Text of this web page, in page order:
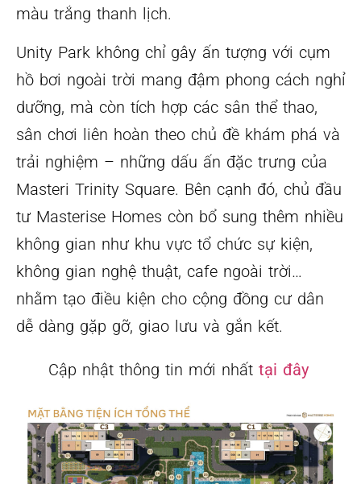
màu trắng thanh lịch.
Unity Park không chỉ gây ấn tượng với cụm
hồ bơi ngoài trời mang đậm phong cách nghỉ
dưỡng, mà còn tích hợp các sân thể thao,
sân chơi liên hoàn theo chủ đề khám phá và
trải nghiệm – những dấu ấn đặc trưng của
Masteri Trinity Square. Bên cạnh đó, chủ đầu
tư Masterise Homes còn bổ sung thêm nhiều
không gian như khu vực tổ chức sự kiện,
không gian nghệ thuật, cafe ngoài trời…
nhằm tạo điều kiện cho cộng đồng cư dân
dễ dàng gặp gỡ, giao lưu và gắn kết.
Cập nhật thông tin mới nhất tại đây